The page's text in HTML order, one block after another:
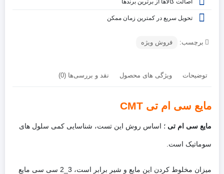
تحویل سریع در کمترین زمان ممکن
برچسب: فروش ویژه
توضیحات ویژگی های محصول نقد و بررسی‌ها (0)
مایع سی ام تی CMT
مایع سی ام تی ؛ اساس روش این تست، شناسایی کمی سلول های
سوماتیک است.
میزان مخلوط کردن این مایع و شیر برابر است، 3_2 سی سی مایع